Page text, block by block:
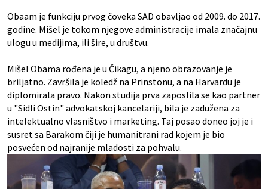
Obaam je funkciju prvog čoveka SAD obavljao od 2009. do 2017.
godine. Mišel je tokom njegove administracije imala značajnu
ulogu u medijima, ili šire, u društvu.
Mišel Obama rođena je u Čikagu, a njeno obrazovanje je
briljatno. Završila je koledž na Prinstonu, a na Harvardu je
diplomirala pravo. Nakon studija prva zaposlila se kao partner
u "Sidli Ostin" advokatskoj kancelariji, bila je zadužena za
intelektualno vlasništvo i marketing. Taj posao doneo joj je i
susret sa Barakom čiji je humanitrani rad kojem je bio
posvećen od najranije mladosti za pohvalu.